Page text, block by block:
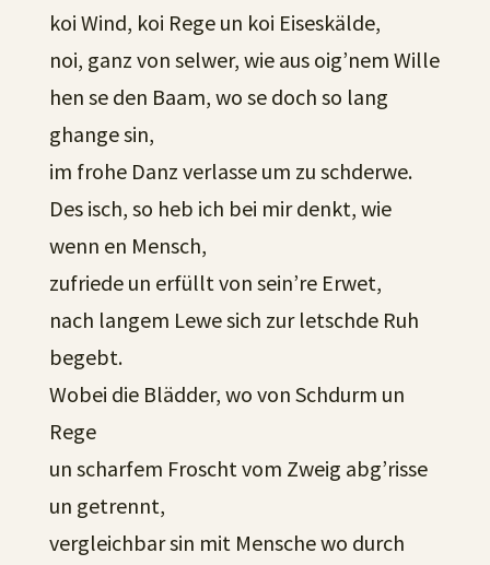
koi Wind, koi Rege un koi Eiseskälde,
noi, ganz von selwer, wie aus oig’nem Wille
hen se den Baam, wo se doch so lang
ghange sin,
im frohe Danz verlasse um zu schderwe.
Des isch, so heb ich bei mir denkt, wie
wenn en Mensch,
zufriede un erfüllt von sein’re Erwet,
nach langem Lewe sich zur letschde Ruh
begebt.
Wobei die Blädder, wo von Schdurm un
Rege
un scharfem Froscht vom Zweig abg’risse
un getrennt,
vergleichbar sin mit Mensche wo durch